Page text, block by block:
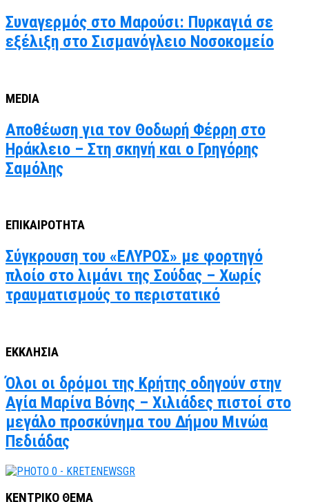
Συναγερμός στο Μαρούσι: Πυρκαγιά σε
εξέλιξη στο Σισμανόγλειο Νοσοκομείο
MEDIA
Αποθέωση για τον Θοδωρή Φέρρη στο
Ηράκλειο – Στη σκηνή και ο Γρηγόρης
Σαμόλης
ΕΠΙΚΑΙΡΟΤΗΤΑ
Σύγκρουση του «ΕΛΥΡΟΣ» με φορτηγό
πλοίο στο λιμάνι της Σούδας – Χωρίς
τραυματισμούς το περιστατικό
ΕΚΚΛΗΣΙΑ
Όλοι οι δρόμοι της Κρήτης οδηγούν στην
Αγία Μαρίνα Βόνης – Χιλιάδες πιστοί στο
μεγάλο προσκύνημα του Δήμου Μινώα
Πεδιάδας
ΚΕΝΤΡΙΚΟ ΘΕΜΑ